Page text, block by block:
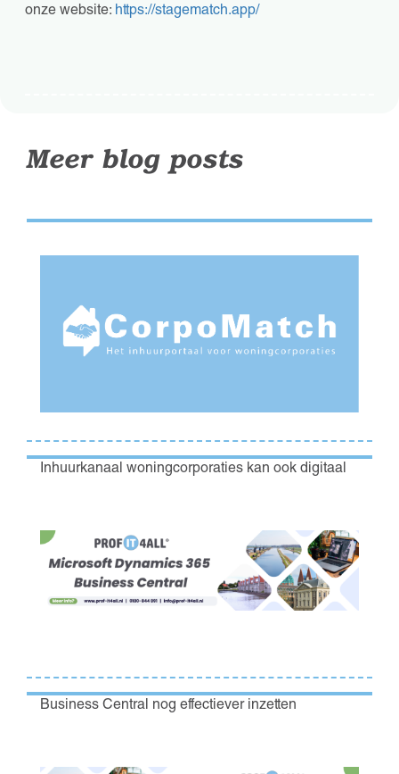
onze website: https://stagematch.app/
Meer blog posts
Inhuurkanaal woningcorporaties kan ook digitaal
Business Central nog effectiever inzetten